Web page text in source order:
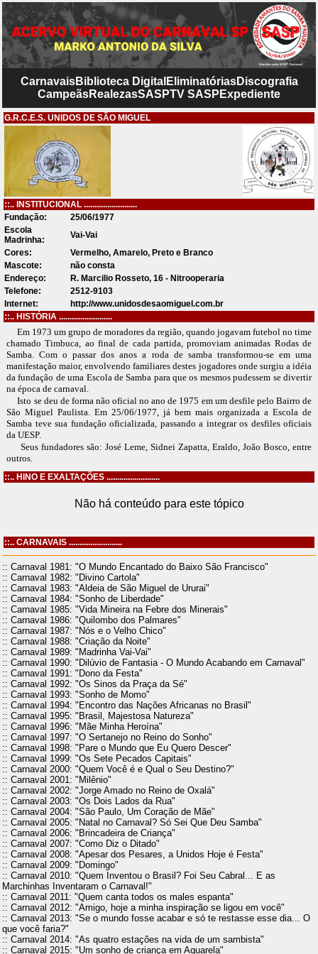
CarnavaisBiblioteca Digital EliminatóriasDiscografia
CampeãsRealezasSASPTV SASP Expediente
G.R.C.E.S. UNIDOS DE SÃO MIGUEL
::.. INSTITUCIONAL .........................
Fundação:
25/06/1977
Escola
Madrinha:
Vai-Vai
Cores:
Vermelho, Amarelo, Preto e Branco
Mascote:
não consta
Endereço:
R. Marcilio Rosseto, 16 - Nitrooperaria
Telefone:
2512-9103
Internet:
http://www.unidosdesaomiguel.com.br
::.. HISTÓRIA .........................
Em 1973 um grupo de moradores da região, quando jogavam futebol no time
chamado Timbuca, ao final de cada partida, promoviam animadas Rodas de
Samba. Com o passar dos anos a roda de samba transformou-se em uma
manifestação maior, envolvendo familiares destes jogadores onde surgiu a idéia
da fundação de uma Escola de Samba para que os mesmos pudessem se divertir
na época de carnaval.
Isto se deu de forma não oficial no ano de 1975 em um desfile pelo Bairro de
São Miguel Paulista. Em 25/06/1977, já bem mais organizada a Escola de
Samba teve sua fundação oficializada, passando a integrar os desfiles oficiais
da UESP.
Seus fundadores são: José Leme, Sidnei Zapatta, Eraldo, João Bosco, entre
outros.
::.. HINO E EXALTAÇÕES .........................
Não há conteúdo para este tópico
::.. CARNAVAIS .........................
:: Carnaval 1981: "O Mundo Encantado do Baixo São Francisco"
:: Carnaval 1982: "Divino Cartola"
:: Carnaval 1983: "Aldeia de São Miguel de Ururai"
:: Carnaval 1984: "Sonho de Liberdade"
:: Carnaval 1985: "Vida Mineira na Febre dos Minerais"
:: Carnaval 1986: "Quilombo dos Palmares"
:: Carnaval 1987: "Nós e o Velho Chico"
:: Carnaval 1988: "Criação da Noite"
:: Carnaval 1989: "Madrinha Vai-Vai"
:: Carnaval 1990: "Dilúvio de Fantasia - O Mundo Acabando em Carnaval"
:: Carnaval 1991: "Dono da Festa"
:: Carnaval 1992: "Os Sinos da Praça da Sé"
:: Carnaval 1993: "Sonho de Momo"
:: Carnaval 1994: "Encontro das Nações Africanas no Brasil"
:: Carnaval 1995: "Brasil, Majestosa Natureza"
:: Carnaval 1996: "Mãe Minha Heroína"
:: Carnaval 1997: "O Sertanejo no Reino do Sonho"
:: Carnaval 1998: "Pare o Mundo que Eu Quero Descer"
:: Carnaval 1999: "Os Sete Pecados Capitais"
:: Carnaval 2000: "Quem Você é e Qual o Seu Destino?"
:: Carnaval 2001: "Milênio"
:: Carnaval 2002: "Jorge Amado no Reino de Oxalá"
:: Carnaval 2003: "Os Dois Lados da Rua"
:: Carnaval 2004: "São Paulo, Um Coração de Mãe"
:: Carnaval 2005: "Natal no Carnaval? Só Sei Que Deu Samba"
:: Carnaval 2006: "Brincadeira de Criança"
:: Carnaval 2007: "Como Diz o Ditado"
:: Carnaval 2008: "Apesar dos Pesares, a Unidos Hoje é Festa"
:: Carnaval 2009: "Domingo"
:: Carnaval 2010: "Quem Inventou o Brasil? Foi Seu Cabral... E as
Marchinhas Inventaram o Carnaval!"
:: Carnaval 2011: "Quem canta todos os males espanta"
:: Carnaval 2012: "Amigo, hoje a minha inspiração se ligou em você"
:: Carnaval 2013: "Se o mundo fosse acabar e só te restasse esse dia... O
que você faria?"
:: Carnaval 2014: "As quatro estações na vida de um sambista"
:: Carnaval 2015: "Um sonho de criança em Aquarela"